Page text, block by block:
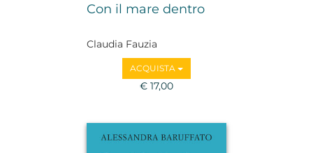
Con il mare dentro
Claudia Fauzia
ACQUISTA
€ 17,00